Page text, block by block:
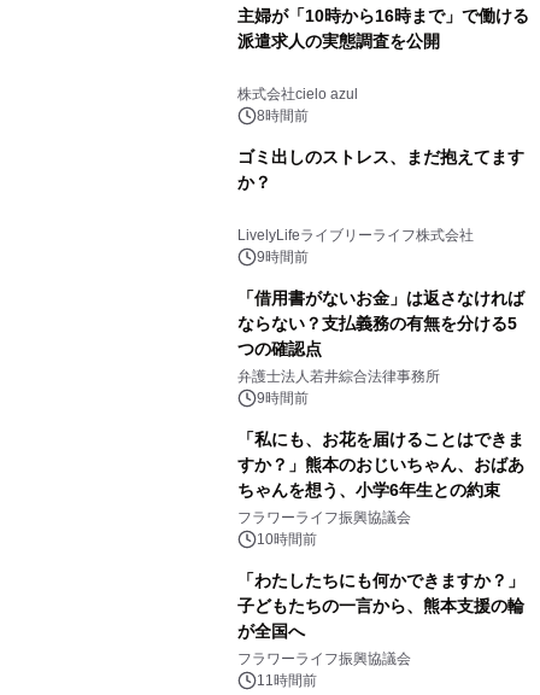
主婦が「10時から16時まで」で働ける
派遣求人の実態調査を公開
株式会社cielo azul
8時間前
ゴミ出しのストレス、まだ抱えてます
か？
LivelyLifeライブリーライフ株式会社
9時間前
「借用書がないお金」は返さなければ
ならない？支払義務の有無を分ける5
つの確認点
弁護士法人若井綜合法律事務所
9時間前
「私にも、お花を届けることはできま
すか？」熊本のおじいちゃん、おばあ
ちゃんを想う、小学6年生との約束
フラワーライフ振興協議会
10時間前
「わたしたちにも何かできますか？」
子どもたちの一言から、熊本支援の輪
が全国へ
フラワーライフ振興協議会
11時間前